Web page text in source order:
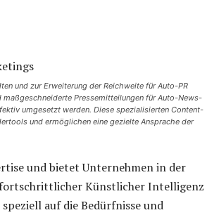
und zur Erweiterung der Reichweite für Auto-PR
Pressemitteilungen für Auto-News-
umgesetzt werden. Diese spezialisierten Content-
und ermöglichen eine gezielte Ansprache der
und bietet Unternehmen in der
Künstlicher Intelligenz
auf die Bedürfnisse und